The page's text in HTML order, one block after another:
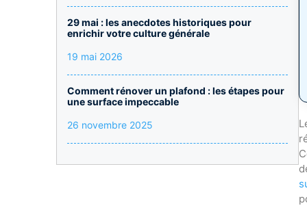
29 mai : les anecdotes historiques pour
enrichir votre culture générale
19 mai 2026
Comment rénover un plafond : les étapes pour
une surface impeccable
26 novembre 2025